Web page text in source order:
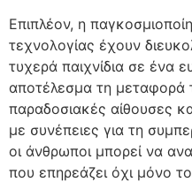
Επιπλέον, η
τεχνολογίας έχουν
τυχερά παιχνίδια σε ένα
αποτέλεσμα τη μεταφορά
παραδοσιακές αίθουσες
με συνέπειες για τη
οι άνθρωποι μπορεί να
που επηρεάζει όχι μόνο